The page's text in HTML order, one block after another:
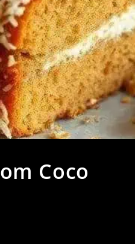
Coco